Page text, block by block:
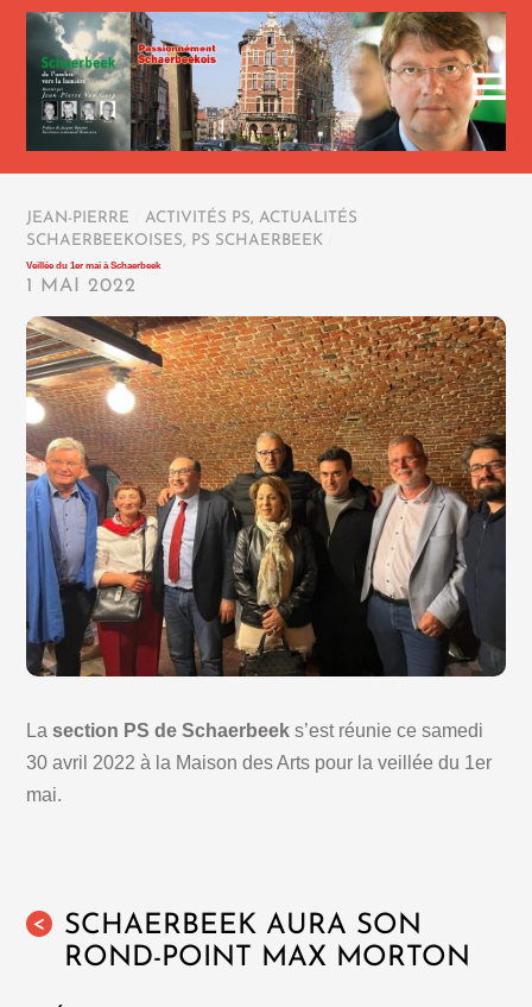
JEAN-PIERRE ACTIVITÉS PS,ACTUALITÉS
SCHAERBEEKOISES, PS SCHAERBEEK
Veillée du 1er mai à Schaerbeek
1 MAI 2022
La section PS de Schaerbeek s’est réunie ce samedi
30 avril 2022 à la Maison des Arts pour la veillée du 1er
mai.
<
SCHAERBEEK AURA SON
ROND-POINT MAX MORTON